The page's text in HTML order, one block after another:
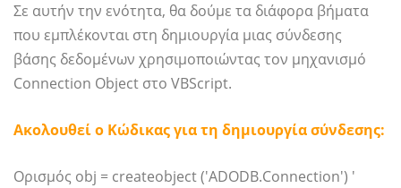
Σε αυτήν την ενότητα, θα δούμε τα διάφορα βήματα
που εμπλέκονται στη δημιουργία μιας σύνδεσης
βάσης δεδομένων χρησιμοποιώντας τον μηχανισμό
Connection Object στο VBScript.
Ακολουθεί ο Κώδικας για τη δημιουργία σύνδεσης:
Ορισμός obj = createobject ('ADODB.Connection') '